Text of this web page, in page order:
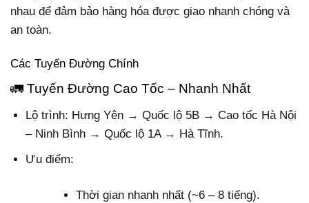
nhau để đảm bảo hàng hóa được giao nhanh chóng và
an toàn.
Các Tuyến Đường Chính
🚛 Tuyến Đường Cao Tốc – Nhanh Nhất
Lộ trình: Hưng Yên → Quốc lộ 5B → Cao tốc Hà Nội
– Ninh Bình → Quốc lộ 1A → Hà Tĩnh.
Ưu điểm:
Thời gian nhanh nhất (~6 – 8 tiếng).